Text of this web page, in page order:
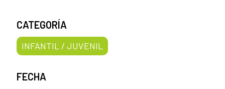
CATEGORÍA
INFANTIL / JUVENIL
FECHA